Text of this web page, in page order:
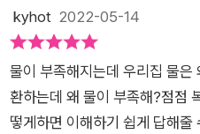
어도 물이 한 방울도 나오지 않
다. 실제로 사람이 많이 사는 인
서는 물이 부족해서 큰 어려움
부족을 겪는 가장 큰 원인은 선
다. 지구의 물은 한정적이고, 지
kyhot 2022-05-14
물이 부족해지는데 우리집 물
환하는데 왜 물이 부족해?점점
떻게하면 이해하기 쉽게 답해